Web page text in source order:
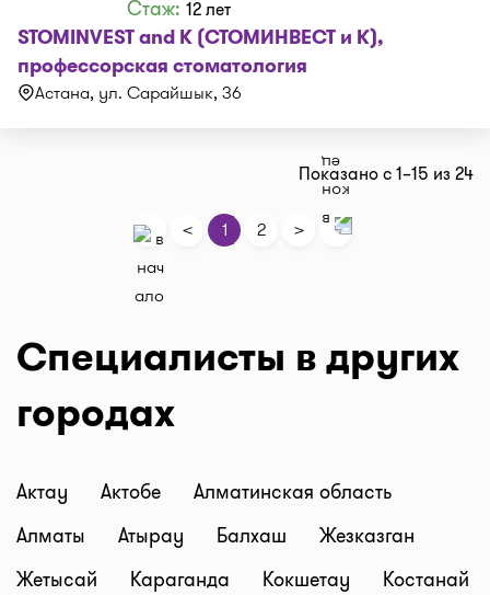
Стаж: 12 лет
STOMINVEST and K (СТОМИНВЕСТ и К),
профессорская стоматология
Астана, ул. Сарайшык, 36
Показано с 1–15 из 24
< 1 2 >
Специалисты в других
городах
Актау Актобе
Алматинская область
Алматы
Атырау Балхаш
Жезказган
Жетысай
Караганда Кокшетау
Костанай